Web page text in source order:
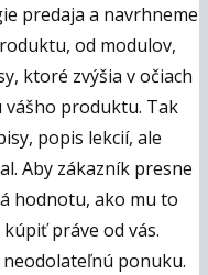
predaja a navrhneme
od modulov,
ktoré zvýšia v očiach
produktu. Tak
popis lekcií, ale
Aby zákazník presne
hodnotu, ako mu to
práve od vás.
ponuku.